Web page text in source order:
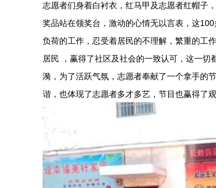
志愿者们身着白衬衣，红马甲及志愿者红帽子
奖品站在领奖台，激动的心情无以言表，这
负荷的工作，忍受着居民的不理解，繁重的工
居民 ，赢得了社区及社会的一致认可，这一
漪，为了活跃气氛，志愿者奉献了一个拿手的
谐，也体现了志愿者多才多艺，节目也赢得了